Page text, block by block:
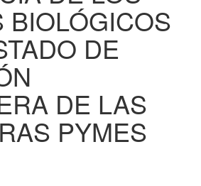
BIOLÓGICOS
DE
DE LAS
PYMES